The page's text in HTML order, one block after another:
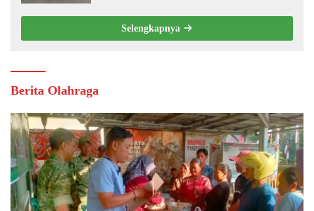
Selengkapnya
Berita Olahraga